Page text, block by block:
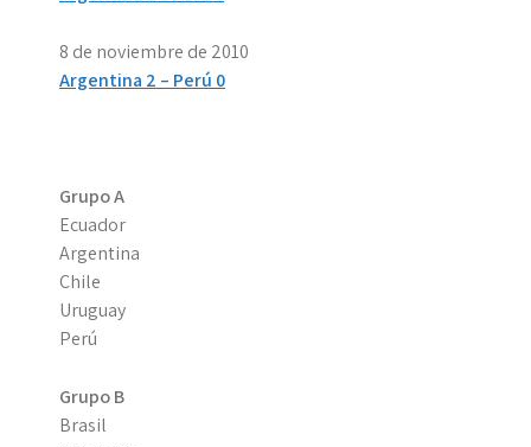
8 de noviembre de 2010
Argentina 2 – Perú 0
Grupo A
Ecuador
Argentina
Chile
Uruguay
Perú
Grupo B
Brasil